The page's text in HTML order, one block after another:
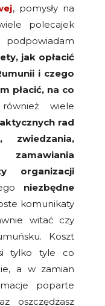
, pomysły na
polecajek
jak opłacić
i czego
płacić, na co
wiele
rad
zwiedzania,
organizacji
niezbędne
komunikaty
witać czy
Koszt
tylko tyle co
a w zamian
poparte
oszczędzasz